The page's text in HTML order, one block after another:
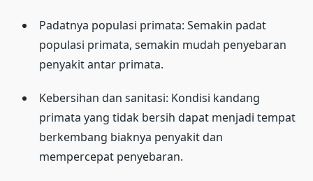
Padatnya populasi primata: Semakin padat
populasi primata, semakin mudah penyebaran
penyakit antar primata.
Kebersihan dan sanitasi: Kondisi kandang
primata yang tidak bersih dapat menjadi tempat
berkembang biaknya penyakit dan
mempercepat penyebaran.